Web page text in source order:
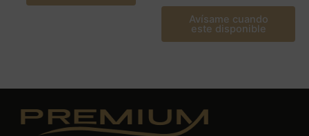
Avísame cuando
este disponible